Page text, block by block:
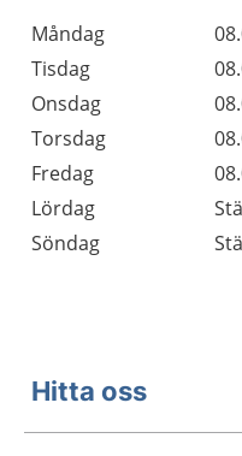
Dag
Öppettider
Kommentarer
Måndag
Tisdag
Onsdag
Torsdag
Fredag
Lördag
Söndag
Hitta oss